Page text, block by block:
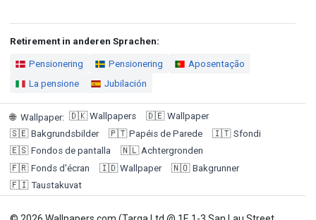
Retirement in anderen Sprachen:
Pensionering Pensionering
Aposentação
La pensione
Jubilación
🌐 Wallpaper: 🇩🇰 Wallpapers 🇩🇪 Wallpaper
🇸🇪 Bakgrundsbilder 🇵🇹 Papéis de Parede 🇮🇹 Sfondi
🇪🇸 Fondos de pantalla 🇳🇱 Achtergronden
🇫🇷 Fonds d'écran 🇮🇩 Wallpaper 🇳🇴 Bakgrunner
🇫🇮 Taustakuvat